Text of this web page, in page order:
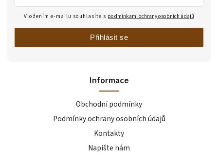
Informace
Obchodní podmínky
Podmínky ochrany osobních údajů
Kontakty
Napište nám
Vložením e-mailu souhlasíte s podmínkami ochrany osobních údajů
Přihlásit se